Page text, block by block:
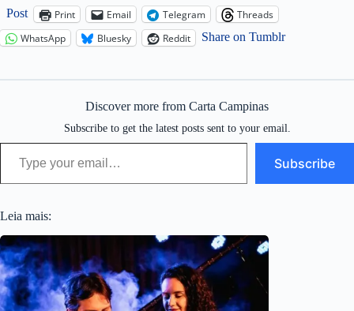
Post Print Email Telegram
Threads
WhatsApp
Bluesky Reddit Share on Tumblr
Discover more from Carta Campinas
Subscribe to get the latest posts sent to your email.
Type your email…
Subscribe
Leia mais: